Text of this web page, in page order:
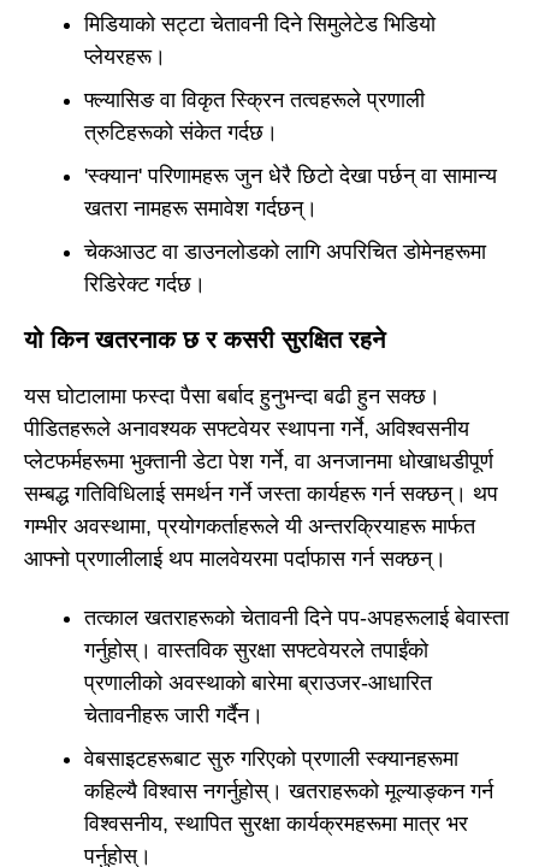
मिडियाको सट्टा चेतावनी दिने सिमुलेटेड भिडियो
प्लेयरहरू।
फ्ल्यासिङ वा विकृत स्क्रिन तत्वहरूले प्रणाली
त्रुटिहरूको संकेत गर्दछ।
'स्क्यान' परिणामहरू जुन धेरै छिटो देखा पर्छन् वा सामान्य
खतरा नामहरू समावेश गर्दछन्।
चेकआउट वा डाउनलोडको लागि अपरिचित डोमेनहरूमा
रिडिरेक्ट गर्दछ।
यो किन खतरनाक छ र कसरी सुरक्षित रहने
यस घोटालामा फस्दा पैसा बर्बाद हुनुभन्दा बढी हुन सक्छ।
पीडितहरूले अनावश्यक सफ्टवेयर स्थापना गर्ने, अविश्वसनीय
प्लेटफर्महरूमा भुक्तानी डेटा पेश गर्ने, वा अनजानमा धोखाधडीपूर्ण
सम्बद्ध गतिविधिलाई समर्थन गर्ने जस्ता कार्यहरू गर्न सक्छन्। थप
गम्भीर अवस्थामा, प्रयोगकर्ताहरूले यी अन्तरक्रियाहरू मार्फत
आफ्नो प्रणालीलाई थप मालवेयरमा पर्दाफास गर्न सक्छन्।
तत्काल खतराहरूको चेतावनी दिने पप-अपहरूलाई बेवास्ता
गर्नुहोस्। वास्तविक सुरक्षा सफ्टवेयरले तपाईंको
प्रणालीको अवस्थाको बारेमा ब्राउजर-आधारित
चेतावनीहरू जारी गर्दैन।
वेबसाइटहरूबाट सुरु गरिएको प्रणाली स्क्यानहरूमा
कहिल्यै विश्वास नगर्नुहोस्। खतराहरूको मूल्याङ्कन गर्न
विश्वसनीय, स्थापित सुरक्षा कार्यक्रमहरूमा मात्र भर
पर्नुहोस्।